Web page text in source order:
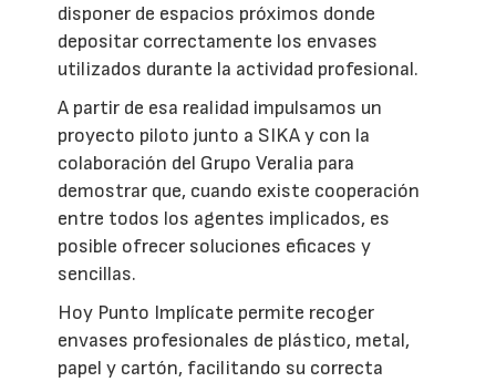
disponer de espacios próximos donde
depositar correctamente los envases
utilizados durante la actividad profesional.
A partir de esa realidad impulsamos un
proyecto piloto junto a SIKA y con la
colaboración del Grupo Veralia para
demostrar que, cuando existe cooperación
entre todos los agentes implicados, es
posible ofrecer soluciones eficaces y
sencillas.
Hoy Punto Implícate permite recoger
envases profesionales de plástico, metal,
papel y cartón, facilitando su correcta